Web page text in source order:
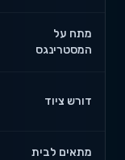
מתח על
המסטרינגס
דורש ציוד
מתאים לבית